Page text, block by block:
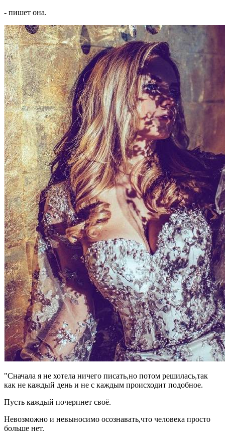
- пишет она.
"Сначала я не хотела ничего писать,но потом решилась,так
как не каждый день и не с каждым происходит подобное.
Пусть каждый почерпнет своё.
Невозможно и невыносимо осознавать,что человека просто
больше нет.